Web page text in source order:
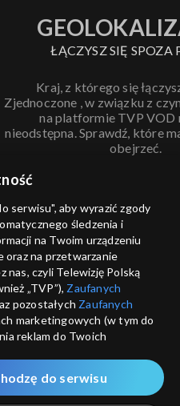
ŁĄCZYSZ SIĘ SPOZA
Kraj, z którego się
Zjednoczone , w związku z
na platformie TVP VOD
nieodstępna. Sprawdź, które
obejrzeć.
ANULUJ
serwisu", aby wyrazić zgody
śledzenia i
na Twoim urządzeniu
oraz na przetwarzanie
nas, czyli Telewizję Polską
„TVP”), Zaufanych
pozostałych Zaufanych
marketingowych (w tym do
reklam do Twoich
zgody na udostępnianie
Google.do serwisu